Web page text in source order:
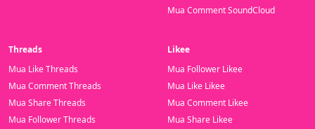
Mua Comment SoundCloud
Threads
Mua Like Threads
Mua Comment Threads
Mua Share Threads
Mua Follower Threads
Likee
Mua Follower Likee
Mua Like Likee
Mua Comment Likee
Mua Share Likee